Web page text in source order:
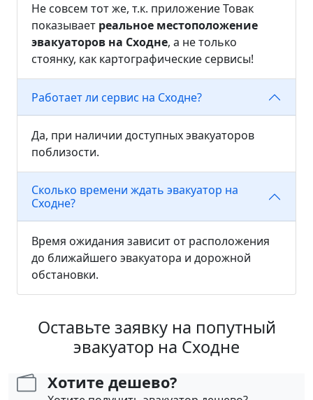
Не совсем тот же, т.к. приложение Товак
показывает реальное местоположение
эвакуаторов на Сходне, а не только
стоянку, как картографические сервисы!
Работает ли сервис на Сходне?
Да, при наличии доступных эвакуаторов
поблизости.
Сколько времени ждать эвакуатор на
Сходне?
Время ожидания зависит от расположения
до ближайшего эвакуатора и дорожной
обстановки.
Оставьте заявку на попутный
эвакуатор на Сходне
Хотите дешево?